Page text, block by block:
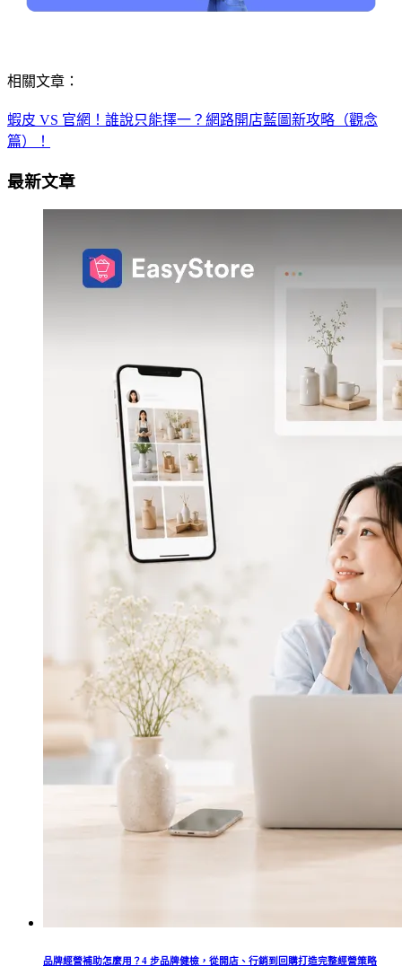
相關文章：
蝦皮 VS 官網！誰說只能擇一？網路開店藍圖新攻略（觀念
篇）！
最新文章
品牌經營補助怎麼用？4 步品牌健檢，從開店、行銷到回購打造完整經營策略